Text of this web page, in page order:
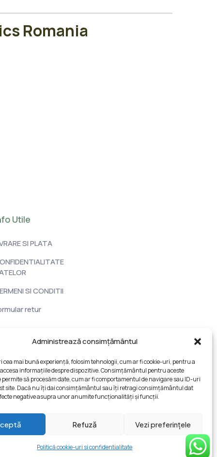
Administrează consimțământul
cea mai bună experiență, folosim tehnologii, cum ar fi cookie-uri, pentru a
informațiile despre dispozitive. Consimțământul pentru aceste
permite să procesăm date, cum ar fi comportamentul de navigare sau ID-uri
site. Dacă nu îți dai consimțământul sau îți retragi consimțământul dat
negative asupra unor anumite funcționalități și funcții.
Refuză Vezi preferințele
Politică cookie-uri si confidentialitate
Romania
Utile
SI PLATA
SI CONDITII
retur